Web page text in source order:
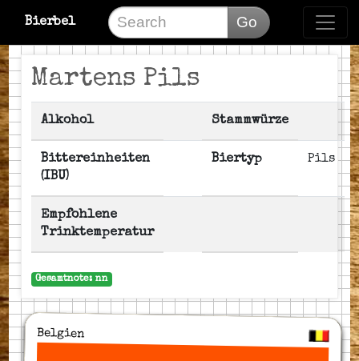
Bierbel Go
Martens Pils
Alkohol Stammwürze
Bittereinheiten
(IBU)
Biertyp Pils
Empfohlene
Trinktemperatur
Gesamtnote: nn
Belgien